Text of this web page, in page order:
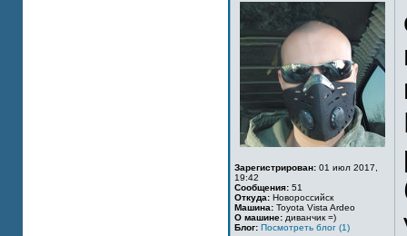
Зарегистрирован: 01 июл 2017,
19:42
Сообщения: 51
Откуда: Новороссийск
Машина: Toyota Vista Ardeo
О машине: диванчик =)
Блог: Посмотреть блог (1)